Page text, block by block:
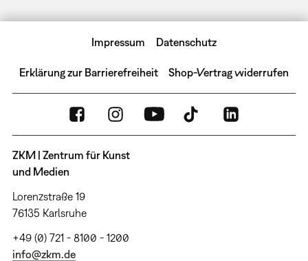
Impressum Datenschutz
Erklärung zur Barrierefreiheit Shop-Vertrag widerrufen
ZKM | Zentrum für Kunst
und Medien
Lorenzstraße 19
76135 Karlsruhe
+49 (0) 721 - 8100 - 1200
info@zkm.de